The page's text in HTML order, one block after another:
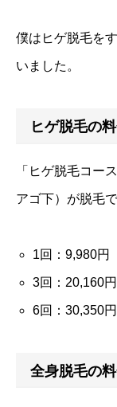
僕はヒゲ脱毛を
いました。
ヒゲ脱毛の
「ヒゲ脱毛コー
アゴ下）が脱毛で
1回：9,980円
3回：20,160円
6回：30,350円
全身脱毛の